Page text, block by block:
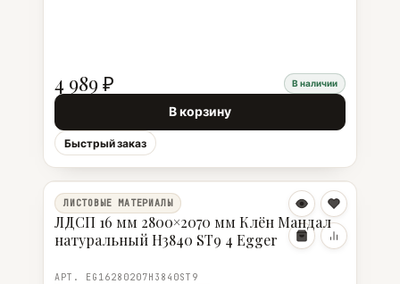
4 989 ₽ В наличии
В корзину
Быстрый заказ
ЛИСТОВЫЕ МАТЕРИАЛЫ
ЛДСП 16 мм 2800×2070 мм Клён Мандал
натуральный H3840 ST9 4 Egger
АРТ. EG16280207H3840ST9